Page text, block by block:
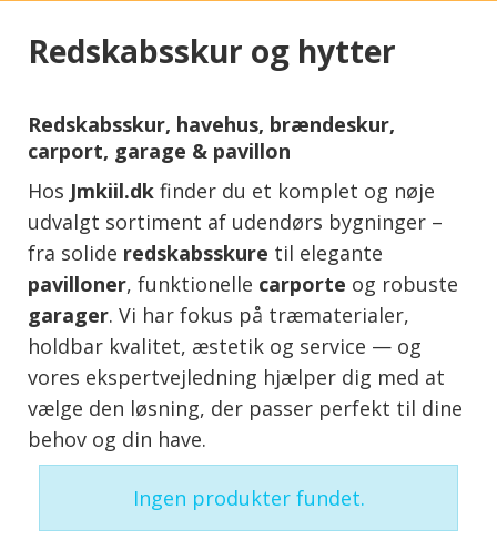
Redskabsskur og hytter
Redskabsskur, havehus, brændeskur,
carport, garage & pavillon
Hos Jmkiil.dk finder du et komplet og nøje
udvalgt sortiment af udendørs bygninger –
fra solide redskabsskure til elegante
pavilloner, funktionelle carporte og robuste
garager. Vi har fokus på træmaterialer,
holdbar kvalitet, æstetik og service — og
vores ekspertvejledning hjælper dig med at
vælge den løsning, der passer perfekt til dine
behov og din have.
Ingen produkter fundet.